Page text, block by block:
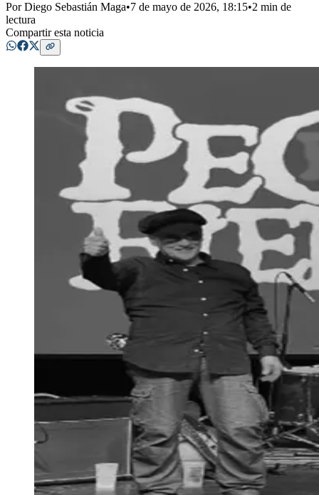
PorDiego Sebastián Maga•7 de mayo de 2026, 18:15•2 min de
lectura
Compartir esta noticia